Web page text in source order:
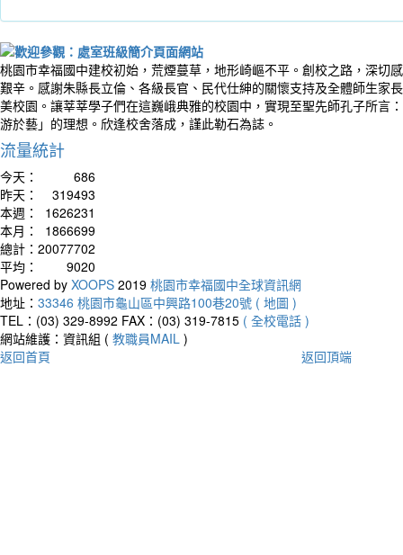
桃園市幸福國中建校初始，荒煙蔓草，地形崎嶇不平。創校之路，深切
艱辛。感謝朱縣長立倫、各級長官、民代仕紳的關懷支持及全體師生家
美校園。讓莘莘學子們在這巍峨典雅的校園中，實現至聖先師孔子所言
游於藝」的理想。欣逢校舍落成，謹此勒石為誌。
流量統計
今天：
686
昨天：
319493
本週：
1626231
本月：
1866699
總計： 20077702
平均：
9020
Powered by XOOPS 2019 桃園市幸福國中全球資訊網
地址： 33346 桃園市龜山區中興路100巷20號 ( 地圖 )
TEL：(03) 329-8992 FAX：(03) 319-7815 ( 全校電話 )
網站維護：資訊組 ( 教職員MAIL )
返回首頁
返回頂端